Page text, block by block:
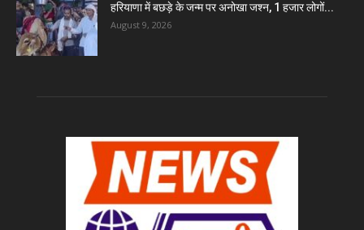
हरियाणा में बछड़े के जन्म पर अनोखा जश्न, 1 हजार लोगों...
August 9, 2026